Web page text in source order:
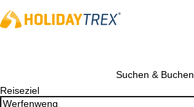
Suchen & Buchen
Reiseziel